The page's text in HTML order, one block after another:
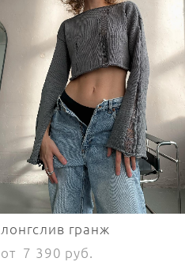
лонгслив гранж
от 7 390 pуб.